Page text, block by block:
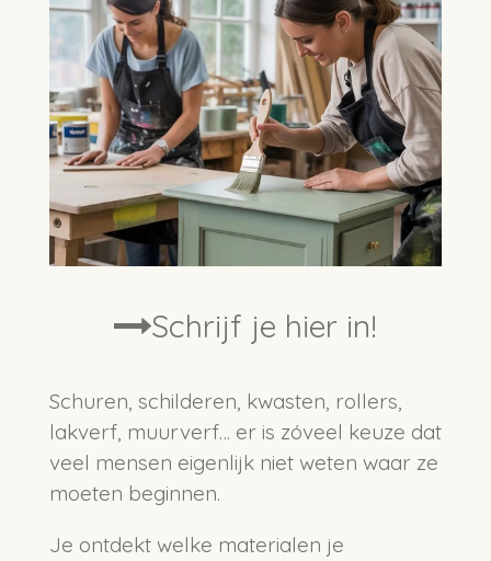
Schrijf je hier in!
Schuren, schilderen, kwasten, rollers,
lakverf, muurverf… er is zóveel keuze dat
veel mensen eigenlijk niet weten waar ze
moeten beginnen.
Je ontdekt welke materialen je